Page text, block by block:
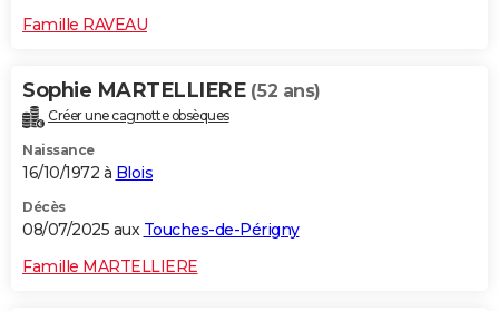
Famille RAVEAU
Sophie MARTELLIERE (52 ans)
Créer une cagnotte obsèques
Naissance
16/10/1972 à Blois
Décès
08/07/2025 aux Touches-de-Périgny
Famille MARTELLIERE